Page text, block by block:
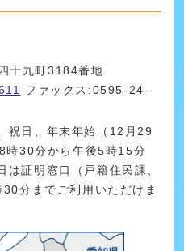
十九町3184番地
ファックス:0595-24-
祝日、年末年始（12月29
時30分から午後5時15分
は証明窓口（戸籍住民課、
分までご利用いただけま